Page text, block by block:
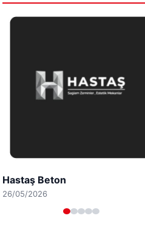
Enes Kaplan Avukatlık Bürosu
28/04/2026